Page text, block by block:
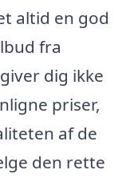
altid en god
fra
dig ikke
priser,
af de
den rette